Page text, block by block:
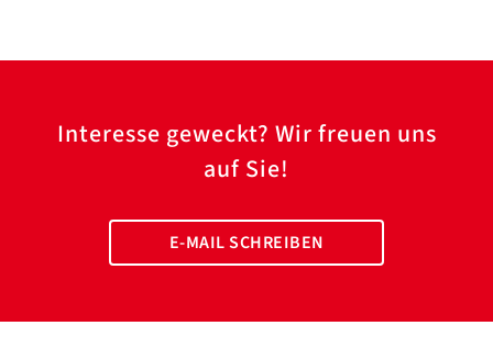
Interesse geweckt? Wir freuen uns
auf Sie!
E-MAIL SCHREIBEN